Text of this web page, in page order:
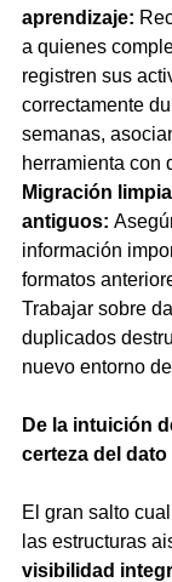
aprendizaje:
a quienes
registren sus
correctamente
semanas,
herramienta con
Migración
antiguos:
información
formatos
Trabajar sobre
duplicados
nuevo entorno
De la intuición
certeza del
El gran salto
las estructuras
visibilidad